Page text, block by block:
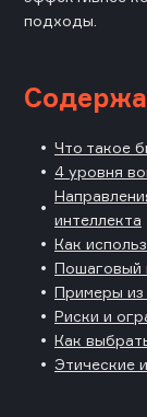
подходы.
Что такое
4 уровня
интеллекта
Как
Пошаговый
Примеры из
Риски и
Как
Этические